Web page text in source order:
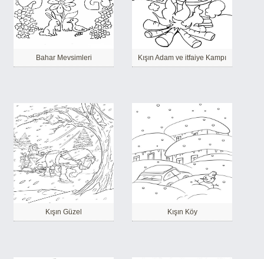
Bahar Mevsimleri Kışın Adam ve itfaiye Kampı
Kışın Güzel Kışın Köy